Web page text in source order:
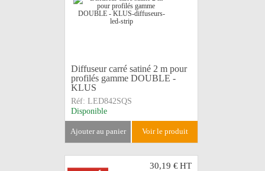
Diffuseur carré satiné 2 m pour
profilés gamme DOUBLE -
KLUS
Réf: LED842SQS
Disponible
ajouter au panier voir le produit
30,19 €HT